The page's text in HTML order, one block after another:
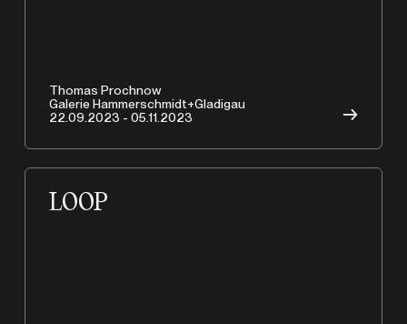
Thomas Prochnow
Galerie Hammerschmidt+Gladigau
22.09.2023 - 05.11.2023
→
LOOP